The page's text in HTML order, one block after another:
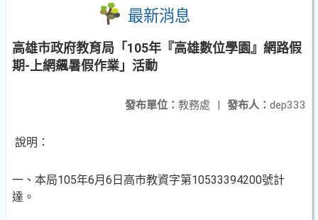
最新消息
高雄市政府教育局「105年『高雄數位學園』網路假
期-上網飆暑假作業」活動
發布人： dep333
發布單位： 教務處 |
說明：
一、本局105年6月6日高市教資字第10533394200號計
達。